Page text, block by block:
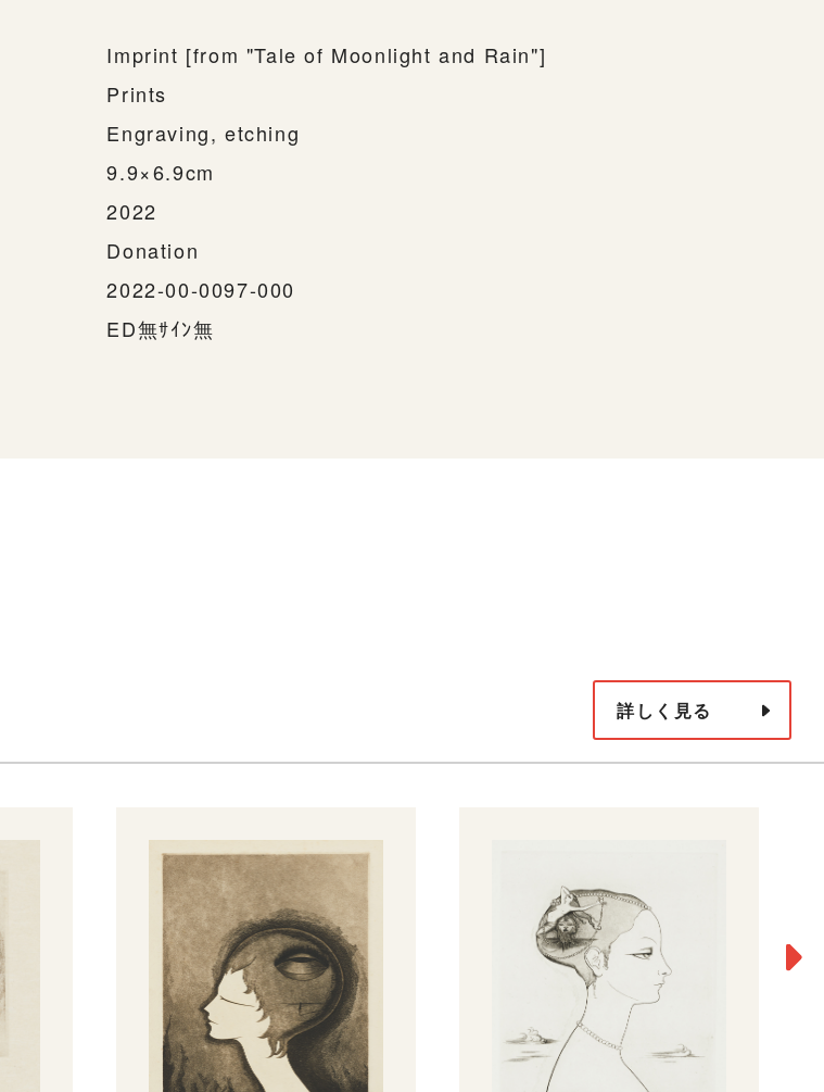
Imprint [from "Tale of Moonlight and Rain"]
Prints
Engraving, etching
9.9×6.9cm
2022
Donation
2022-00-0097-000
ED無ｻｲﾝ無
詳しく見る